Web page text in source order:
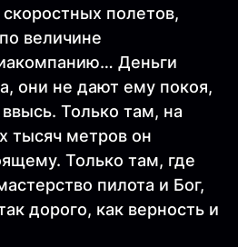
полетов,
величине
Деньги
они не дают ему покоя,
Только там, на
тысяч метров он
Только там, где
пилота и Бог,
дорого, как верность и